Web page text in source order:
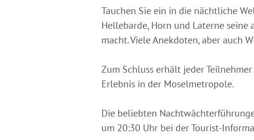
Tauchen Sie ein in die nächtliche
Hellebarde, Horn und Laterne
macht. Viele Anekdoten, aber auch
Zum Schluss erhält jeder
Erlebnis in der Moselmetropole.
Die beliebten
um 20:30 Uhr bei der Tourist-